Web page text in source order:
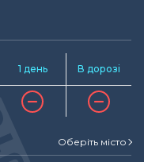
1 день В дорозі
Оберіть місто